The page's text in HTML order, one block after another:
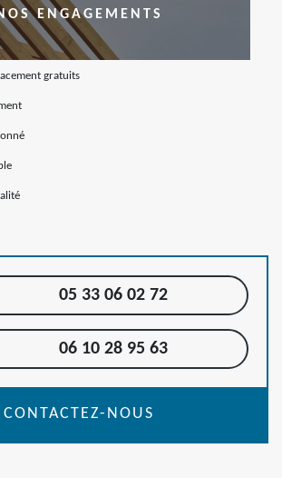
ENGAGEMENTS
gratuits
05 33 06 02 72
06 10 28 95 63
CONTACTEZ-NOUS